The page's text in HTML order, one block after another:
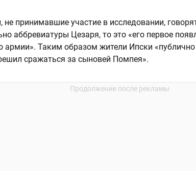
не принимавшие участие в исследовании,
аббревиатуры Цезаря, то это «его первое
армии». Таким образом жители Ипски
сражаться за сыновей Помпея».